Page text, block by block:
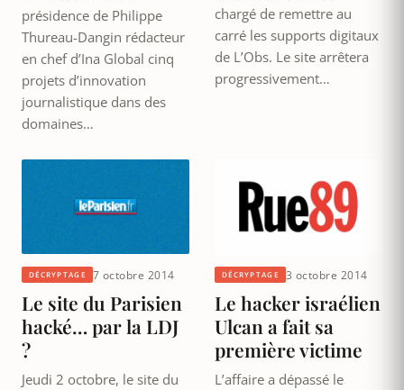
présidence de Philippe
Thureau-Dangin rédacteur
en chef d’Ina Global cinq
projets d’innovation
journalistique dans des
domaines…
chargé de remettre au
carré les supports digitaux
de L’Obs. Le site arrêtera
progressivement…
DÉCRYPTAGE 7 octobre 2014
Le site du Parisien
hacké… par la LDJ
?
Jeudi 2 octobre, le site du
DÉCRYPTAGE 3 octobre 2014
Le hacker israélien
Ulcan a fait sa
première victime
L’affaire a dépassé le